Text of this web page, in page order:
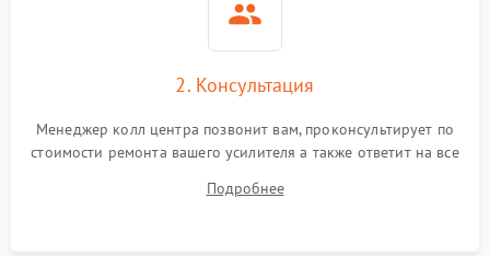
2. Консультация
Менеджер колл центра позвонит вам, проконсультирует по
стоимости ремонта вашего усилителя а также ответит на все
Подробнее